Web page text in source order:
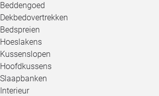
Beddengoed
Dekbedovertrekken
Bedspreien
Hoeslakens
Kussenslopen
Hoofdkussens
Slaapbanken
Interieur